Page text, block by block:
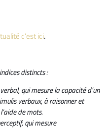
c’est ici.
distincts :
qui mesure la capacité d’un
verbaux, à raisonner et
de mots.
qui mesure